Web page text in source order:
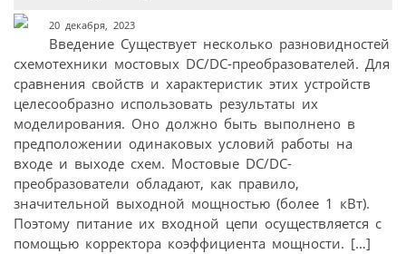
20 декабря, 2023
Введение Существует несколько разновидностей
схемотехники мостовых DC/DC-преобразователей. Для
сравнения свойств и характеристик этих устройств
целесообразно использовать результаты их
моделирования. Оно должно быть выполнено в
предположении одинаковых условий работы на
входе и выходе схем. Мостовые DC/DC-
преобразователи обладают, как правило,
значительной выходной мощностью (более 1 кВт).
Поэтому питание их входной цепи осуществляется с
помощью корректора коэффициента мощности. […]